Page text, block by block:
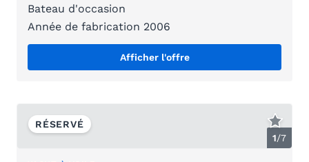
Bateau d'occasion
Année de fabrication 2006
Afficher l'offre
1/7
RÉSERVÉ